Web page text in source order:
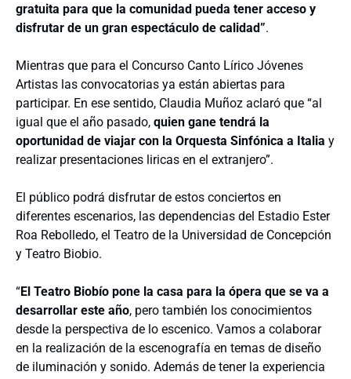
gratuita para que la comunidad pueda tener acceso y
disfrutar de un gran espectáculo de calidad”.
Mientras que para el Concurso Canto Lírico Jóvenes
Artistas las convocatorias ya están abiertas para
participar. En ese sentido, Claudia Muñoz aclaró que “al
igual que el año pasado, quien gane tendrá la
oportunidad de viajar con la Orquesta Sinfónica a Italia y
realizar presentaciones liricas en el extranjero”.
El público podrá disfrutar de estos conciertos en
diferentes escenarios, las dependencias del Estadio Ester
Roa Rebolledo, el Teatro de la Universidad de Concepción
y Teatro Biobio.
“El Teatro Biobío pone la casa para la ópera que se va a
desarrollar este año, pero también los conocimientos
desde la perspectiva de lo escenico. Vamos a colaborar
en la realización de la escenografía en temas de diseño
de iluminación y sonido. Además de tener la experiencia